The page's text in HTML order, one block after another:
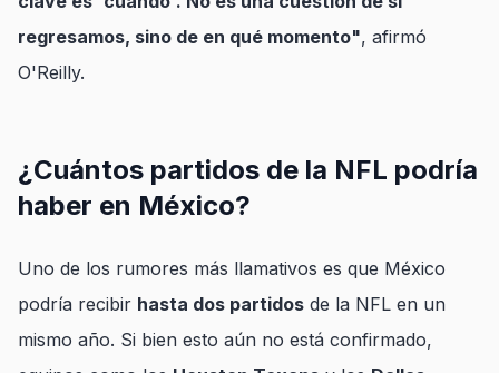
regresamos, sino de en qué momento", afirmó
O'Reilly.
¿Cuántos partidos de la NFL podría
haber en México?
Uno de los rumores más llamativos es que México
podría recibir hasta dos partidos de la NFL en un
mismo año. Si bien esto aún no está confirmado,